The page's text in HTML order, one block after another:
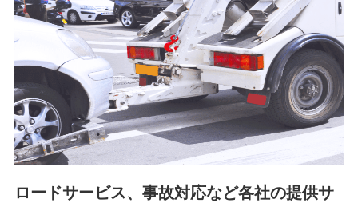
7.社員（従業者）の個人情報
人事･勤怠･健康・労務等の管理、給与支給、福利厚生・採用
退職関連処理等の各種手続きのため、当社と従業員または従
業員同士の連絡のため
8.取引先個人情報
取引先としての選定業務、営業情報の提供業務、契約締結手
続き業務、取引管理業務、およびこれらに準ずる業務の遂行
のため
9.お問い合わせ情報
ロードサービス、事故対応など各社の提供サ